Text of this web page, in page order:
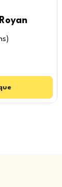
)